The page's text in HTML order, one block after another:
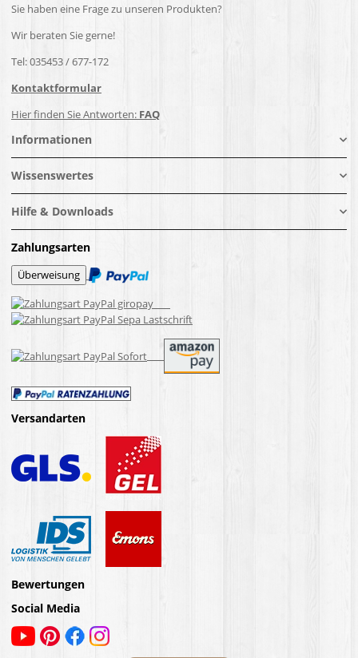
Sie haben eine Frage zu unseren Produkten?
Wir beraten Sie gerne!
Tel: 035453 / 677-172
Kontaktformular
Hier finden Sie Antworten: FAQ
Informationen
Wissenswertes
Hilfe & Downloads
Zahlungsarten
Versandarten
Bewertungen
Social Media